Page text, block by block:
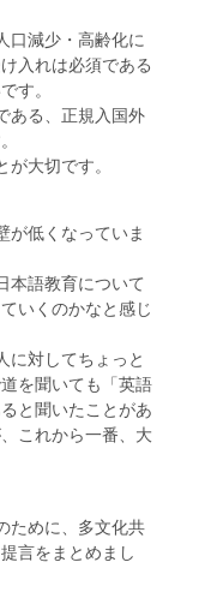
口減少・高齢化に
入れは必須である
す。
ある、正規入国外
大切です。
が低くなっていま
本語教育について
いくのかなと感じ
に対してちょっと
を聞いても「英語
と聞いたことがあ
これから一番、大
ために、多文化共
言をまとめまし